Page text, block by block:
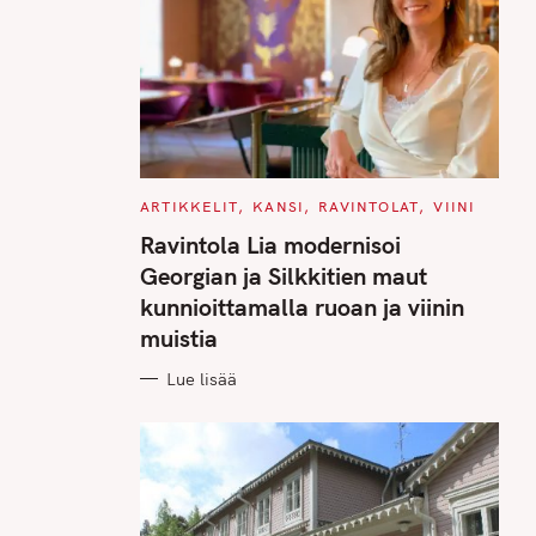
C
T
E
G
O
R
I
S
ARTIKKELIT KANSI RAVINTOLAT VIINI
Ravintola Lia modernisoi
Georgian ja Silkkitien maut
kunnioittamalla ruoan ja viinin
muistia
Lue lisää